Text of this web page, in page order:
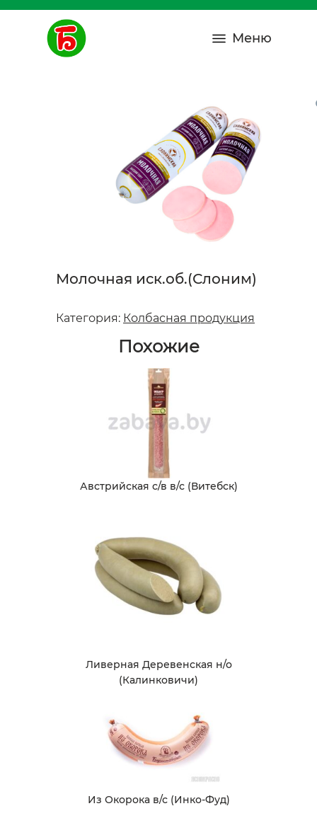
Меню
Молочная иск.об.(Слоним)
Категория: Колбасная продукция
Похожие
Австрийская с/в в/с (Витебск)
Ливерная Деревенская н/о
(Калинковичи)
Из Окорока в/с (Инко-Фуд)